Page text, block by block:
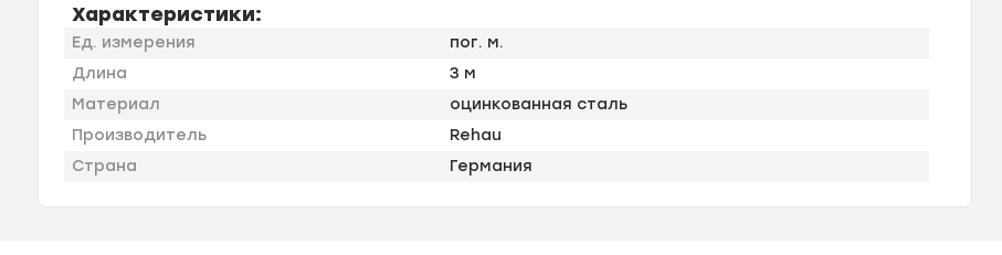
Характеристики:
Ед. измерения
пог. м.
Длина
3 м
Материал
оцинкованная сталь
Производитель
Rehau
Страна
Германия